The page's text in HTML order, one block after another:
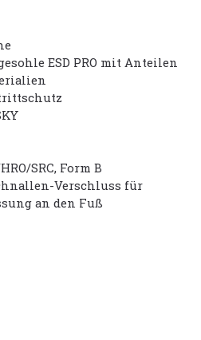
ESD PRO mit Anteilen
SRC, Form B
Verschluss für
an den Fuß